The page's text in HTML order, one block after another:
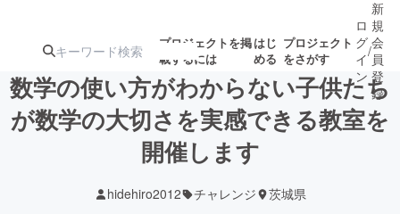
プロジェクトを掲
載するには
はじ
める
プロジェクト
をさがす
注目の新着プロ 募集終了が近いプ
ロジェクト
ロ
グ
イ
ン
/
新
規
会
員
登
録
数学の使い方がわからない子供たち
が数学の大切さを実感できる教室を
開催します
hidehiro2012 チャレンジ 茨城県